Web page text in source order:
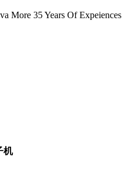
More 35 Years Of Expeiences
机